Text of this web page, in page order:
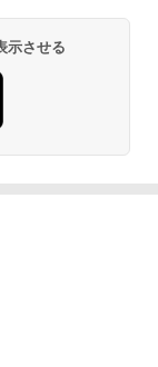
ウイスキー ハ
つ味 35g×15個
メン ミニカップ
ウトドアにも ロ
い おやつカン
産はまぐりだ
保存食 備蓄
ブンレンジ 26
ホワイト RE-
人暮らし スチ
ル トースト機
示させる